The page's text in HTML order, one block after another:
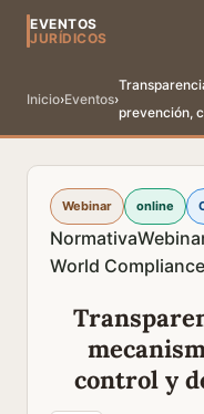
EVENTOS
JURÍDICOS
Inicio›Eventos›
prevención,
Webinar online
Normativa
World
control y